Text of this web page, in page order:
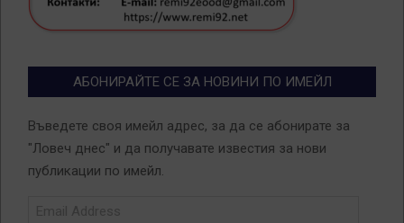
АБОНИРАЙТЕ СЕ ЗА НОВИНИ ПО ИМЕЙЛ
Въведете своя имейл адрес, за да се абонирате за
"Ловеч днес" и да получавате известия за нови
публикации по имейл.